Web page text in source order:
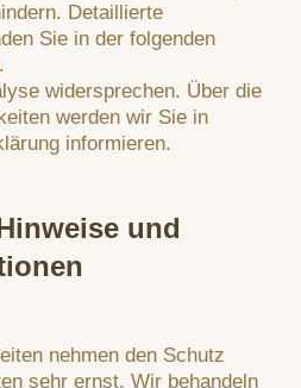
Detaillierte
Sie in der folgenden
widersprechen. Über die
werden wir Sie in
informieren.
und
nehmen den Schutz
sehr ernst. Wir behandeln